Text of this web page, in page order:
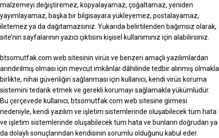
malzemeyi değiştiremez, kopyalayamaz, çoğaltamaz, yeniden
yayımlayamaz, başka bir bilgisayara yükleyemez, postalayamaz,
iletemez ya da dağıtamazsınız. Yukarıda belirtilenden bağımsız olarak,
site’nin sayfalarının yazıcı çıktısını kişisel kullanımınız için alabilirsiniz.
btsomutfak.com web sitesinin virüs ve benzeri amaçlı yazılımlardan
arındırılmış olması için mevcut imkânlar dâhilinde tedbir alınmış olmakla
birlikte, nihai güvenliğin sağlanması için kullanıcı, kendi virüs koruma
sistemini tedarik etmek ve gerekli korumayı sağlamakla yükümlüdür.
Bu çerçevede kullanıcı, btsomutfak.com web sitesine girmesi
nedeniyle, kendi yazılım ve işletim sistemlerinde oluşabilecek tüm hata
ve işletim sistemlerinde oluşabilecek tüm hata ve bunların doğrudan ya
da dolaylı sonuçlarından kendisinin sorumlu olduğunu kabul eder.